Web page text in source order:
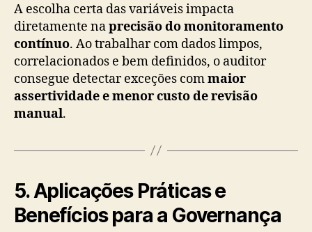
A escolha certa das variáveis impacta
diretamente naprecisão do monitoramento
contínuo. Ao trabalhar com dados limpos,
correlacionados e bem definidos, o auditor
consegue detectar exceções commaior
assertividade e menor custo de revisão
manual.
5. Aplicações Práticas e
Benefícios para a Governança